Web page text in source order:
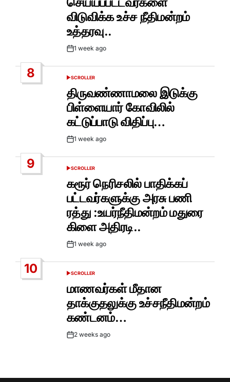
விடுவிக்க உச்ச நீதிமன்றம்
உத்தரவு..
Post1 week ago
8
POSTED
SCROLLER
திருவண்ணாமலை இடுக்கு
பிள்ளையார் கோவிலில்
கட்டுப்பாடு விதிப்பு…
Post1 week ago
9
POSTED
SCROLLER
கரூர் நெரிசலில் பாதிக்கப்
பட்டவர்களுக்கு அரசு பணி
ரத்து :உயர்நீதிமன்றம் மதுரை
கிளை அதிரடி..
Post1 week ago
10
POSTED
SCROLLER
மாணவர்கள் மீதான
தாக்குதலுக்கு உச்சநீதிமன்றம்
கண்டனம்…
Post2 weeks ago